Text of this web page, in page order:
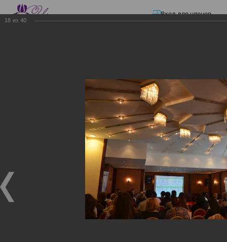
Вход для членов
Презентации—Изменения в трудовом и налоговом
законодательстве: Обязательное медицинское страхование, всеобщее
налоговое декларирование, изменения в налоговом законодательстве
2017 года в части ИПН и СН
Изменения в трудовом и
налоговом
законодательстве:
Обязательное
медицинское страхование,
18 из 40